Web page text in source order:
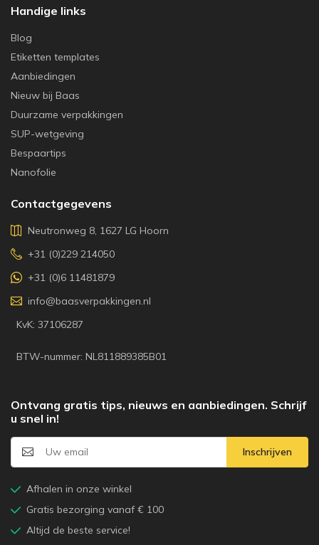
Handige links
Blog
Etiketten templates
Aanbiedingen
Nieuw bij Baas
Duurzame verpakkingen
SUP-wetgeving
Bespaartips
Nanofolie
Contactgegevens
Neutronweg 8, 1627 LG Hoorn
+31 (0)229 214050
+31 (0)6 11481879
info@baasverpakkingen.nl
KvK: 37106287
BTW-nummer: NL811889385B01
Ontvang gratis tips, nieuws en aanbiedingen. Schrijf
u snel in!
Inschrijven
Afhalen in onze winkel
Gratis bezorging vanaf € 100
Altijd de beste service!